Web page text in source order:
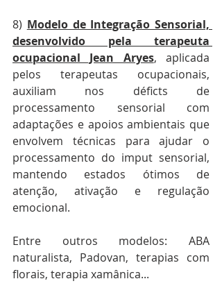
8) Modelo de Integração Sensorial,
desenvolvido pela terapeuta
ocupacional Jean Aryes, aplicada
pelos terapeutas ocupacionais,
auxiliam nos déficts de
processamento sensorial com
adaptações e apoios ambientais que
envolvem técnicas para ajudar o
processamento do imput sensorial,
mantendo estados ótimos de
atenção, ativação e regulação
emocional.
Entre outros modelos: ABA
naturalista, Padovan, terapias com
florais, terapia xamânica...